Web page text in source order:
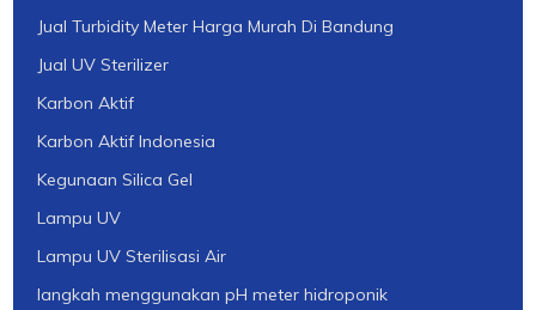
Jual Turbidity Meter Harga Murah Di Bandung
Jual UV Sterilizer
Karbon Aktif
Karbon Aktif Indonesia
Kegunaan Silica Gel
Lampu UV
Lampu UV Sterilisasi Air
langkah menggunakan pH meter hidroponik